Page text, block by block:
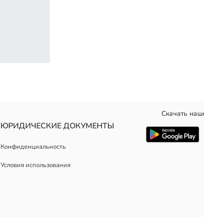
ЮРИДИЧЕСКИЕ ДОКУМЕНТЫ
Конфиденциальность
Условия использования
Скачать